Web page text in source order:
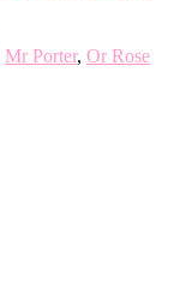
Mr Porter, Or Rose